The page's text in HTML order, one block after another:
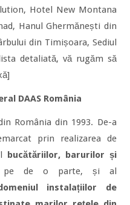
Hotel New Montana
Hanul Ghermănești din
din Timișoara, Sediul
detaliată, vă rugăm să
DAAS România
România din 1993. De-a
prin realizarea de
bucătăriilor, barurilor și
de o parte, și al
instalațiilor de